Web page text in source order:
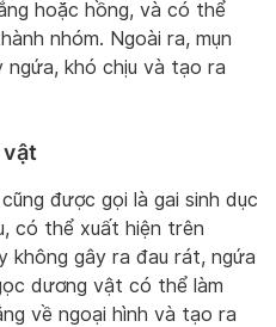
hoặc hồng, và có thể
nhóm. Ngoài ra, mụn
ngứa, khó chịu và tạo ra
được gọi là gai sinh dục
có thể xuất hiện trên
không gây ra đau rát, ngứa
dương vật có thể làm
về ngoại hình và tạo ra